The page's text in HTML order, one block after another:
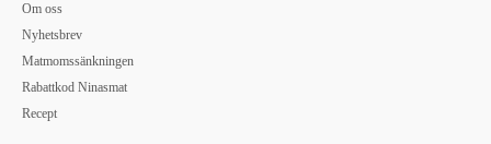
Om oss
Nyhetsbrev
Matmomssänkningen
Rabattkod Ninasmat
Recept